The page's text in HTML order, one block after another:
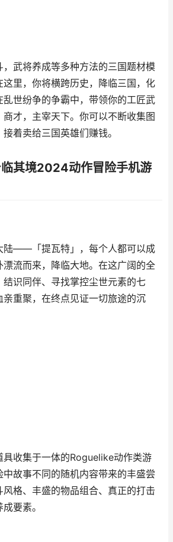
武将养成等多种方法的三国题材模
里，你将横跨历史，降临三国，化
乱世纷争的争霸中，带领你的工匠武
才，主宰天下。你可以不断收集图
着卖给三国英雄们赚钱。
其境2024动作冒险手机游
陆——「提瓦特」，每个人都可以成
漂流而来，降临大地。在这广阔的全
识同伴、寻找掌控尘世元素的七
重聚，在终点见证一切旅途的沉
具收集于一体的Roguelike动作类游
故事不同的随机内容带来的丰盛尝
格、丰盛的物品组合、真正的打击
要素。